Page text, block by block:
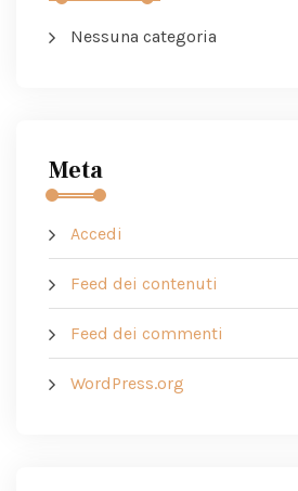
Nessuna categoria
Meta
Accedi
Feed dei contenuti
Feed dei commenti
WordPress.org